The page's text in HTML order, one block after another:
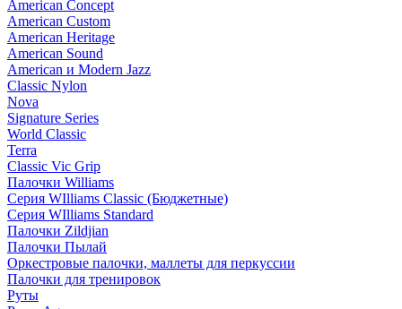
American Concept
American Custom
American Heritage
American Sound
American и Modern Jazz
Classic Nylon
Nova
Signature Series
World Classic
Terra
Classic Vic Grip
Палочки Williams
Серия WIlliams Classic (Бюджетные)
Серия WIlliams Standard
Палочки Zildjian
Палочки Пылай
Оркестровые палочки, маллеты для перкуссии
Палочки для тренировок
Руты